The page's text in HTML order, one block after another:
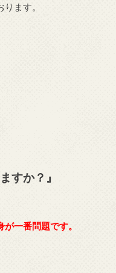
ます。
すか？』
一番問題です。